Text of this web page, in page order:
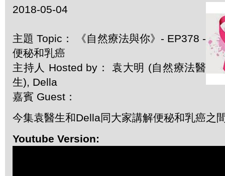
2018-05-04
主題 Topic： 《自然療法與你》- EP378 -
便秘和乳癌
主持人 Hosted by： 袁大明 (自然療法醫
生), Della
嘉賓 Guest：
今集袁醫生和Della同大家講解便秘和乳癌之
Youtube Version: